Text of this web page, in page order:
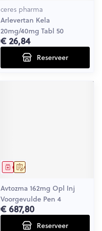
ceres pharma
Arlevertan Kela
20mg/40mg Tabl 50
€ 26,84
Reserveer
Op voorschrift
Geneesmiddel
Avtozma 162mg Opl Inj
Voorgevulde Pen 4
€ 687,80
Reserveer